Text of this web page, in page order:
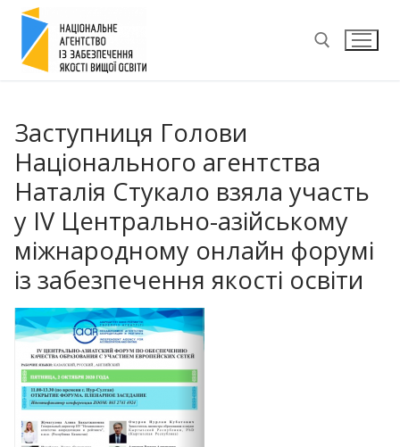
Перейти
вмісту
Заступниця Голови
Національного агентства
Наталія Стукало взяла участь
у IV Центрально-азійському
міжнародному онлайн форумі
із забезпечення якості освіти